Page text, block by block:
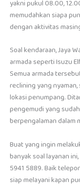
yakni pukul 08.00,
memudahkan siapa
dengan aktivitas
Soal kendaraan, Jaya
armada seperti Isuzu
Semua armada
reclining yang
lokasi penumpang.
pengemudi yang
berpengalaman dalam
Buat yang ingin
banyak soal layanan
5941 5889. Baik
siap melayani kapan